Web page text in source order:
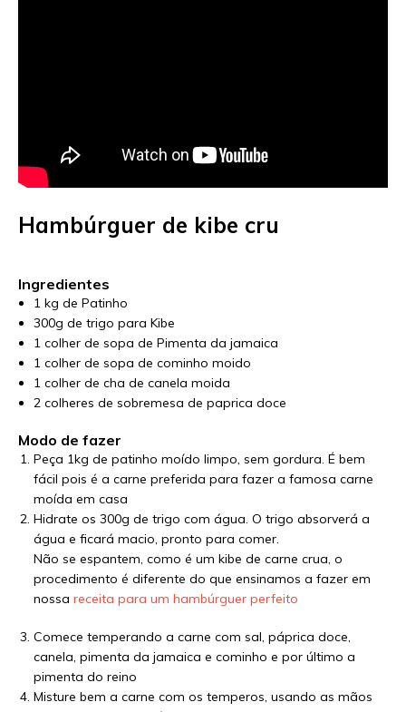
Hambúrguer de kibe cru
Ingredientes
1 kg de Patinho
300g de trigo para Kibe
1 colher de sopa de Pimenta da jamaica
1 colher de sopa de cominho moido
1 colher de cha de canela moida
2 colheres de sobremesa de paprica doce
Modo de fazer
Peça 1kg de patinho moído limpo, sem gordura. É bem
fácil pois é a carne preferida para fazer a famosa carne
moída em casa
Hidrate os 300g de trigo com água. O trigo absorverá a
água e ficará macio, pronto para comer.
Não se espantem, como é um kibe de carne crua, o
procedimento é diferente do que ensinamos a fazer em
nossa receita para um hambúrguer perfeito
Comece temperando a carne com sal, páprica doce,
canela, pimenta da jamaica e cominho e por último a
pimenta do reino
Misture bem a carne com os temperos, usando as mãos